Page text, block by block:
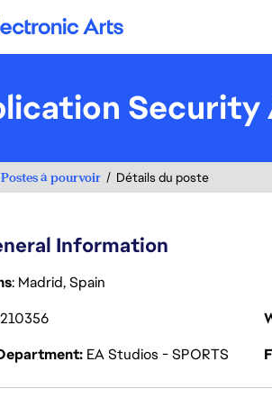
Electronic Arts
Security
Postes à pourvoir Détails du poste
Information
: Madrid, Spain
210356
EA Studios - SPORTS